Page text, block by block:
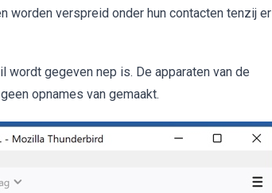
worden verspreid onder hun contacten tenzij er
gegeven nep is. De apparaten van de
opnames van gemaakt.